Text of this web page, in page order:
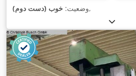
وضعیت: خوب (دست دوم) ,